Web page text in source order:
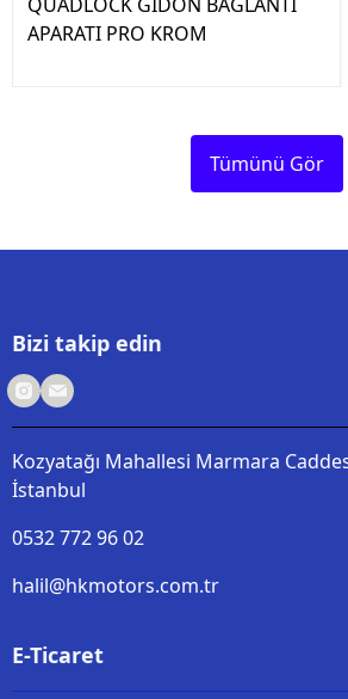
APARATI PRO KROM
Tümünü Gör
Bizi takip edin
Kozyatağı Mahallesi Marmara
İstanbul
0532 772 96 02
halil@hkmotors.com.tr
E-Ticaret